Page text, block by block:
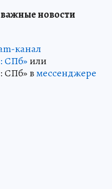
новости
канал
СПб»или
СПб» вмессенджере